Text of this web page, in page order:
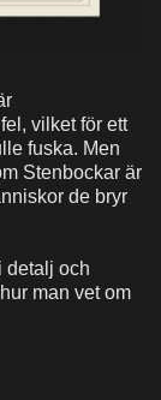
vilket för ett
fuska. Men
Stenbockar är
de bryr
detalj och
man vet om